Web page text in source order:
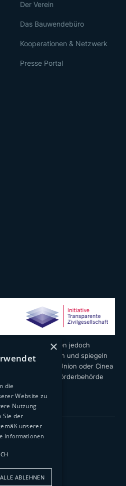
Der Verein
Das Bauwendebüro
Kooperationen & Netzwerk
Presse Portal
Meinungen liegen jedoch
der Autoren und spiegeln
Europäischen Union oder Cinea
Union noch die Förderbehörde
werden.
×
die
Website zu
Nutzung
Sie der
unserer
Informationen
ALLE ABLEHNEN